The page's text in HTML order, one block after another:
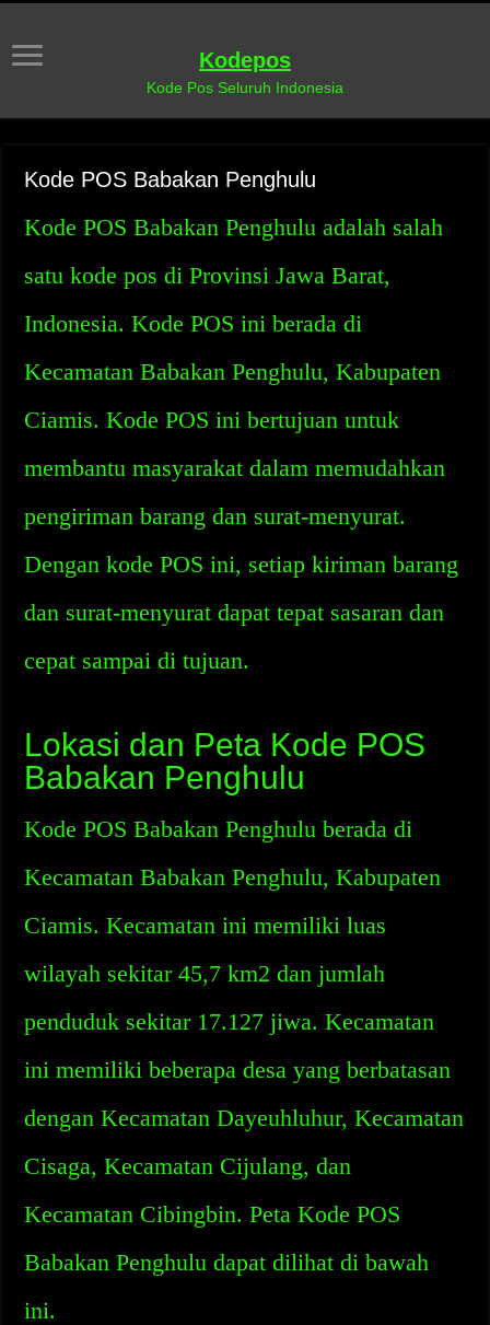
Kodepos
Kode Pos Seluruh Indonesia
Kode POS Babakan Penghulu
Kode POS Babakan Penghulu adalah salah
satu kode pos di Provinsi Jawa Barat,
Indonesia. Kode POS ini berada di
Kecamatan Babakan Penghulu, Kabupaten
Ciamis. Kode POS ini bertujuan untuk
membantu masyarakat dalam memudahkan
pengiriman barang dan surat-menyurat.
Dengan kode POS ini, setiap kiriman barang
dan surat-menyurat dapat tepat sasaran dan
cepat sampai di tujuan.
Lokasi dan Peta Kode POS
Babakan Penghulu
Kode POS Babakan Penghulu berada di
Kecamatan Babakan Penghulu, Kabupaten
Ciamis. Kecamatan ini memiliki luas
wilayah sekitar 45,7 km2 dan jumlah
penduduk sekitar 17.127 jiwa. Kecamatan
ini memiliki beberapa desa yang berbatasan
dengan Kecamatan Dayeuhluhur, Kecamatan
Cisaga, Kecamatan Cijulang, dan
Kecamatan Cibingbin. Peta Kode POS
Babakan Penghulu dapat dilihat di bawah
ini.